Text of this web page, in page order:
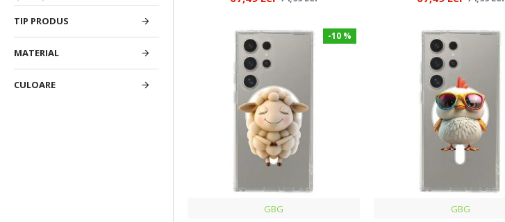
CULOARE
TIP PRODUS
MATERIAL
-10 %
GBG GBG